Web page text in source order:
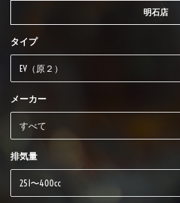
明石店
タイプ
メーカー
排気量